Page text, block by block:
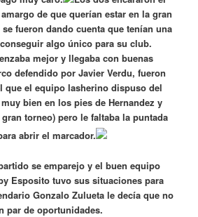
de que querían estar en la gran
fueron dando cuenta que tenían una
algo único para su club.
mejor y llegaba con buenas
defendido por Javier Verdu, fueron
que el equipo lasherino dispuso del
bien en los pies de Hernandez y
torneo) pero le faltaba la puntada
abrir el marcador.
se emparejo y el buen equipo
Esposito tuvo sus situaciones para
Gonzalo Zulueta le decía que no
par de oportunidades.